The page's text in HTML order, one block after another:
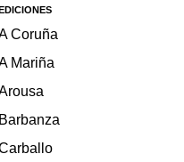
Coruña
Mariña
Barbanza